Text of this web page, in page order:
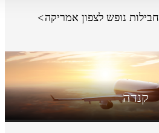
חבילות נופש לצפון אמריקה
קנדה